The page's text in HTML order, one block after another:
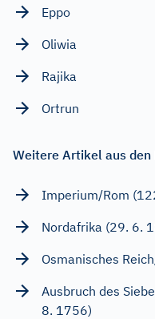
Eppo
Oliwia
Rajika
Ortrun
Weitere Artikel aus
Imperium/Rom
Nordafrika (29. 6.
Osmanisches
Ausbruch des
8. 1756)